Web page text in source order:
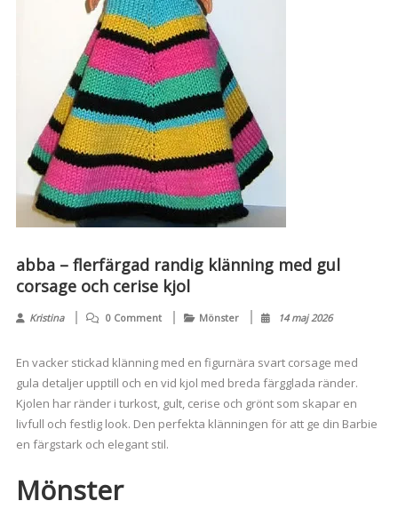
abba – flerfärgad randig klänning med gul
corsage och cerise kjol
Kristina 0 Comment Mönster 14 maj 2026
En vacker stickad klänning med en figurnära svart corsage med
gula detaljer upptill och en vid kjol med breda färgglada ränder.
Kjolen har ränder i turkost, gult, cerise och grönt som skapar en
livfull och festlig look. Den perfekta klänningen för att ge din Barbie
en färgstark och elegant stil.
Mönster